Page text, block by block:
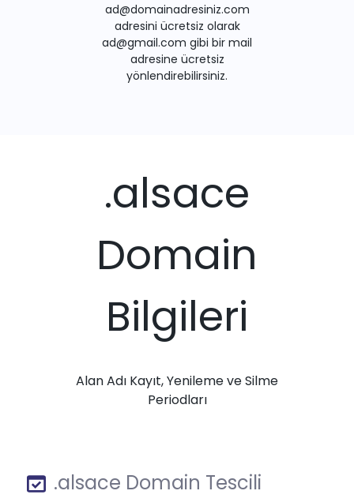
ad@domainadresiniz.com
adresini ücretsiz olarak
ad@gmail.com gibi bir mail
adresine ücretsiz
yönlendirebilirsiniz.
.alsace
Domain
Bilgileri
Alan Adı Kayıt, Yenileme ve Silme
Periodları
.alsace Domain Tescili